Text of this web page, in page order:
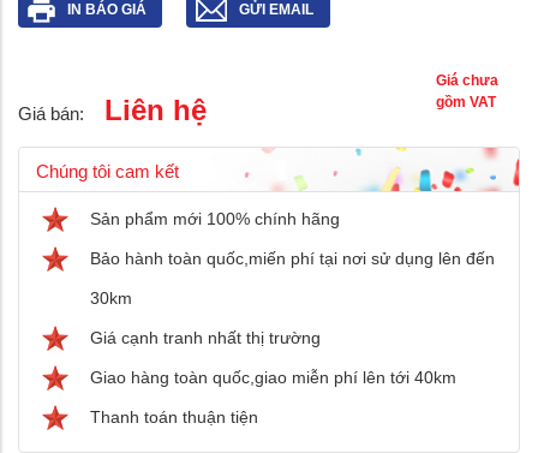
IN BÁO GIÁ GỬI EMAIL
Giá bán: Liên hệ
Giá chưa
gồm VAT
Chúng tôi cam kết
Sản phẩm mới 100% chính hãng
Bảo hành toàn quốc,miến phí tại nơi sử dụng lên đến
30km
Giá cạnh tranh nhất thị trường
Giao hàng toàn quốc,giao miễn phí lên tới 40km
Thanh toán thuận tiện